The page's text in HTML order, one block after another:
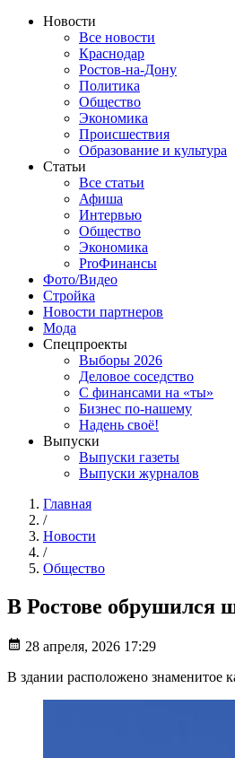
Новости
Все новости
Краснодар
Ростов-на-Дону
Политика
Общество
Экономика
Происшествия
Образование и культура
Статьи
Все статьи
Афиша
Интервью
Общество
Экономика
ProФинансы
Фото/Видео
Стройка
Новости партнеров
Мода
Спецпроекты
Выборы 2026
Деловое соседство
С финансами на «ты»
Бизнес по-нашему
Надень своё!
Выпуски
Выпуски газеты
Выпуски журналов
Главная
/
Новости
/
Общество
В Ростове обрушился
28 апреля, 2026 17:29
В здании расположено знаменитое